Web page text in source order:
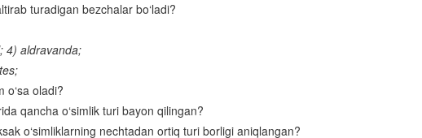
Qushlarning tuzilishi
Qushlarning ko‘payishi va rivojlanishi
Qushlarning kelib chiqishi
turadigan bezchalar bo‘ladi?
4) aldravanda;
o‘sa oladi?
qancha o‘simlik turi bayon qilingan?
o‘simliklarning nechtadan ortiq turi borligi aniqlangan?